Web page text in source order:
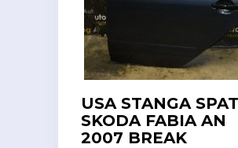
USA STANGA
SKODA FABIA AN
2007 BREAK